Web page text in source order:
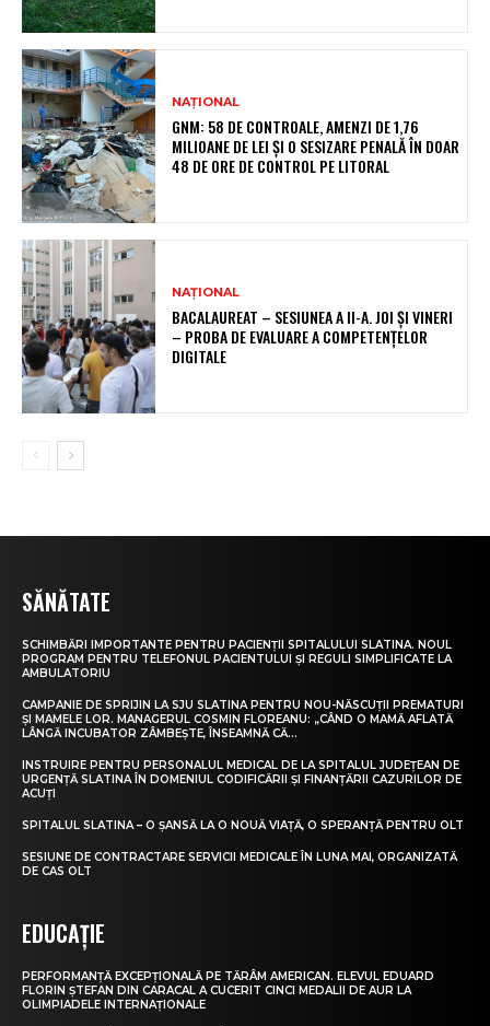
NAȚIONAL
GNM: 58 DE CONTROALE, AMENZI DE 1,76
MILIOANE DE LEI ȘI O SESIZARE PENALĂ ÎN DOAR
48 DE ORE DE CONTROL PE LITORAL
NAȚIONAL
BACALAUREAT – SESIUNEA A II-A. JOI ȘI VINERI
– PROBA DE EVALUARE A COMPETENȚELOR
DIGITALE
SĂNĂTATE
SCHIMBĂRI IMPORTANTE PENTRU PACIENȚII SPITALULUI SLATINA. NOUL
PROGRAM PENTRU TELEFONUL PACIENTULUI ȘI REGULI SIMPLIFICATE LA
AMBULATORIU
CAMPANIE DE SPRIJIN LA SJU SLATINA PENTRU NOU-NĂSCUȚII PREMATURI
ȘI MAMELE LOR. MANAGERUL COSMIN FLOREANU: „CÂND O MAMĂ AFLATĂ
LÂNGĂ INCUBATOR ZÂMBEȘTE, ÎNSEAMNĂ CĂ...
INSTRUIRE PENTRU PERSONALUL MEDICAL DE LA SPITALUL JUDEȚEAN DE
URGENȚĂ SLATINA ÎN DOMENIUL CODIFICĂRII ȘI FINANȚĂRII CAZURILOR DE
ACUȚI
SPITALUL SLATINA – O ȘANSĂ LA O NOUĂ VIAȚĂ, O SPERANȚĂ PENTRU OLT
SESIUNE DE CONTRACTARE SERVICII MEDICALE ÎN LUNA MAI, ORGANIZATĂ
DE CAS OLT
EDUCAȚIE
PERFORMANȚĂ EXCEPȚIONALĂ PE TĂRÂM AMERICAN. ELEVUL EDUARD
FLORIN ȘTEFAN DIN CARACAL A CUCERIT CINCI MEDALII DE AUR LA
OLIMPIADELE INTERNAȚIONALE